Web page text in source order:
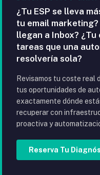
¿Tu ESP se lleva
tu email
llegan a Inbox?
tareas que una
resolvería sola?
Revisamos tu coste real
tus oportunidades de
exactamente dónde
recuperar con
proactiva y
Reserva Tu